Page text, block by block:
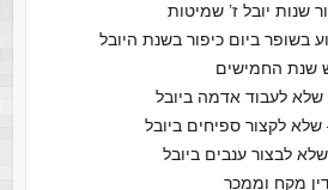
יובל ז’ שמיטות
בשופר ביום כיפור בשנת היובל
שנת החמישים
לעבוד אדמה ביובל
לקצור ספיחים ביובל
לבצור ענבים ביובל
מקח וממכר